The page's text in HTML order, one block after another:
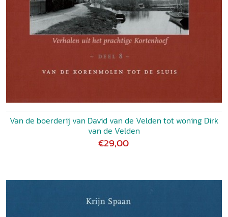
Van de boerderij van David van de Velden tot woning Dirk
van de Velden
€29,00